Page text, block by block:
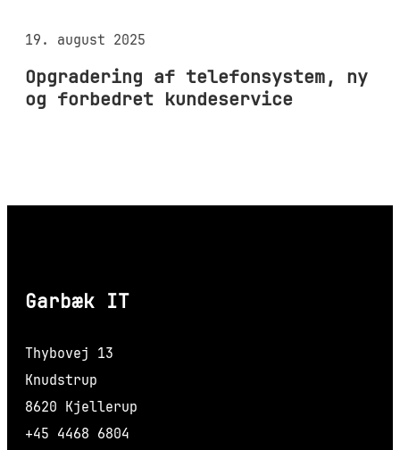
19. august 2025
Opgradering af telefonsystem, ny
og forbedret kundeservice
Garbæk IT
Thybovej 13
Knudstrup
8620 Kjellerup
+45 4468 6804